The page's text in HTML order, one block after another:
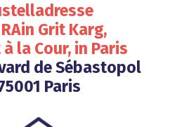
Grit Karg,
la Cour, in Paris
de Sébastopol
Paris